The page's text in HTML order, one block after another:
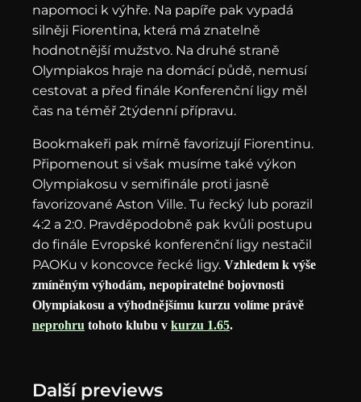
napomoci k výhře. Na papíře pak vypadá
silněji Fiorentina, která má znatelně
hodnotnější mužstvo. Na druhé straně
Olympiakos hraje na domácí půdě, nemusí
cestovat a před finále Konferenční ligy měl
čas na téměř 2týdenní přípravu.
Bookmakeři pak mírně favorizují Fiorentinu.
Připomenout si však musíme také výkon
Olympiakosu v semifinále proti jasně
favorizované Aston Ville. Tu řecký lub porazil
4:2 a 2:0. Pravděpodobně pak kvůli postupu
do finále Evropské konferenční ligy nestačil
PAOKu v koncovce řecké ligy. Vzhledem k výše
zmíněným výhodám, nepopiratelné bojovnosti
Olympiakosu a výhodnějšímu kurzu volíme právě
neprohru tohoto klubu v kurzu 1.65.
Další previews